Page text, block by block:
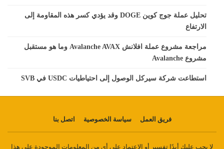
تحليل عملة جوج كوين DOGE وقد يؤدي كسر هذه المقاومة إلى
الارتفاع
مراجعة مشروع عملة افلانش Avalanche AVAX وما هو مستقبل
مشروع Avalanche
استطاعت شركة سيركل الوصول إلى احتياطيات USDC في SVB
فريق العمل سياسة الخصوصية اتصل بنا
لا يجب عليك أبدًا تفسير أو الاعتماد على أي من المعلومات الموجودة على هذا